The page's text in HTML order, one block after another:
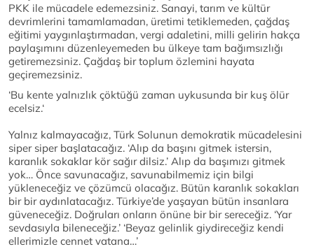
PKK ile mücadele edemezsiniz. Sanayi, tarım ve kültür
devrimlerini tamamlamadan, üretimi tetiklemeden, çağdaş
eğitimi yaygınlaştırmadan, vergi adaletini, milli gelirin hakça
paylaşımını düzenleyemeden bu ülkeye tam bağımsızlığı
getiremezsiniz. Çağdaş bir toplum özlemini hayata
geçiremezsiniz.
‘Bu kente yalnızlık çöktüğü zaman uykusunda bir kuş ölür
ecelsiz.‘
Yalnız kalmayacağız, Türk Solunun demokratik mücadelesini
siper siper başlatacağız. ‘Alıp da başını gitmek istersin,
karanlık sokaklar kör sağır dilsiz.’ Alıp da başımızı gitmek
yok… Önce savunacağız, savunabilmemiz için bilgi
yükleneceğiz ve çözümcü olacağız. Bütün karanlık sokakları
bir bir aydınlatacağız. Türkiye’de yaşayan bütün insanlara
güveneceğiz. Doğruları onların önüne bir bir sereceğiz. ‘Yar
sevdasıyla bileneceğiz.’ ‘Beyaz gelinlik giydireceğiz kendi
ellerimizle cennet vatana…’